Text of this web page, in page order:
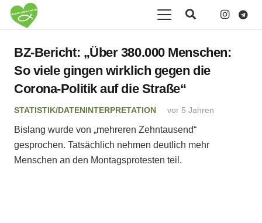
BZ-Bericht: „Über 380.000 Menschen:
So viele gingen wirklich gegen die
Corona-Politik auf die Straße“
STATISTIK/DATENINTERPRETATION vor 5 Jahren
Bislang wurde von „mehreren Zehntausend“
gesprochen. Tatsächlich nehmen deutlich mehr
Menschen an den Montagsprotesten teil.